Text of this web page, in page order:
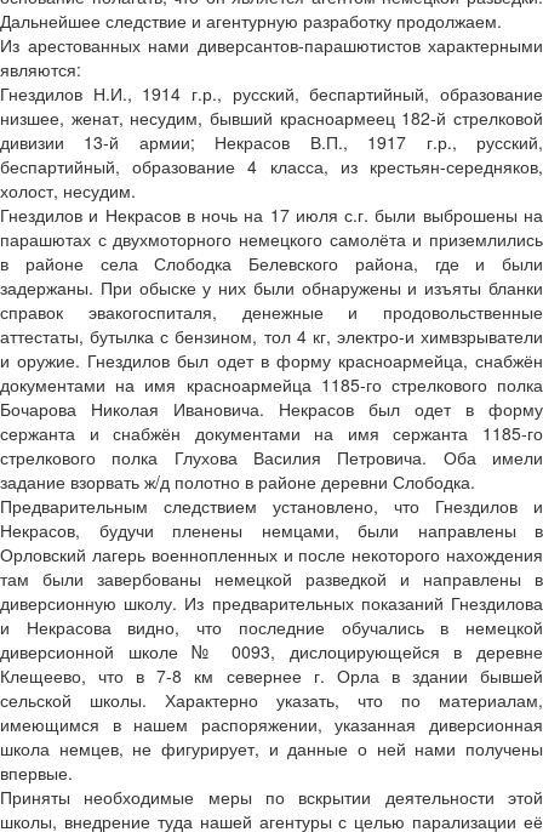
Дальнейшее следствие и агентурную разработку продолжаем.
Из арестованных нами диверсантов-парашютистов характерными
являются:
Гнездилов Н.И., 1914 г.р., русский, беспартийный, образование
низшее, женат, несудим, бывший красноармеец 182-й стрелковой
дивизии 13-й армии; Некрасов В.П., 1917 г.р., русский,
беспартийный, образование 4 класса, из крестьян-середняков,
холост, несудим.
Гнездилов и Некрасов в ночь на 17 июля с.г. были выброшены на
парашютах с двухмоторного немецкого самолёта и приземлились
в районе села Слободка Белевского района, где и были
задержаны. При обыске у них были обнаружены и изъяты бланки
справок эвакогоспиталя, денежные и продовольственные
аттестаты, бутылка с бензином, тол 4 кг, электро-и химвзрыватели
и оружие. Гнездилов был одет в форму красноармейца, снабжён
документами на имя красноармейца 1185-го стрелкового полка
Бочарова Николая Ивановича. Некрасов был одет в форму
сержанта и снабжён документами на имя сержанта 1185-го
стрелкового полка Глухова Василия Петровича. Оба имели
задание взорвать ж/д полотно в районе деревни Слободка.
Предварительным следствием установлено, что Гнездилов и
Некрасов, будучи пленены немцами, были направлены в
Орловский лагерь военнопленных и после некоторого нахождения
там были завербованы немецкой разведкой и направлены в
диверсионную школу. Из предварительных показаний Гнездилова
и Некрасова видно, что последние обучались в немецкой
диверсионной школе № 0093, дислоцирующейся в деревне
Клещеево, что в 7-8 км севернее г. Орла в здании бывшей
сельской школы. Характерно указать, что по материалам,
имеющимся в нашем распоряжении, указанная диверсионная
школа немцев, не фигурирует, и данные о ней нами получены
впервые.
Приняты необходимые меры по вскрытии деятельности этой
школы, внедрение туда нашей агентуры с целью парализации её